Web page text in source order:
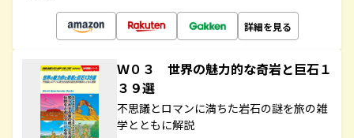
詳細を見る
Ｗ０３ 世界の魅力的な奇岩と巨石１
３９選
不思議とロマンに満ちた岩石の謎を旅の雑
学とともに解説